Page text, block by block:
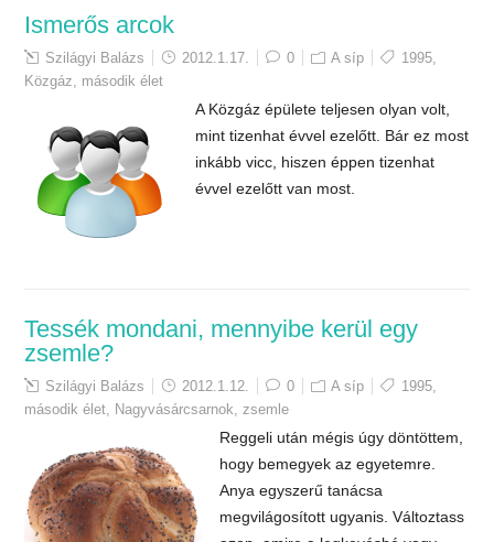
Ismerős arcok
Szilágyi Balázs 2012.1.17. 0 A síp 1995,
Közgáz, második élet
A Közgáz épülete teljesen olyan volt,
mint tizenhat évvel ezelőtt. Bár ez most
inkább vicc, hiszen éppen tizenhat
évvel ezelőtt van most.
Tessék mondani, mennyibe kerül egy
zsemle?
Szilágyi Balázs 2012.1.12. 0 A síp 1995,
második élet, Nagyvásárcsarnok,zsemle
Reggeli után mégis úgy döntöttem,
hogy bemegyek az egyetemre.
Anya egyszerű tanácsa
megvilágosított ugyanis. Változtass